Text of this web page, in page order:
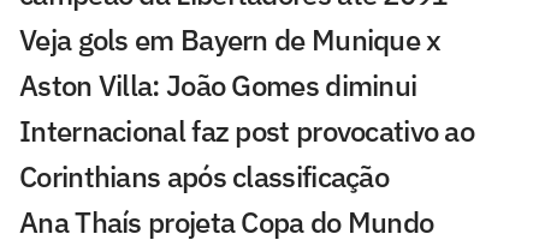
Veja gols em Bayern de Munique x
Aston Villa: João Gomes diminui
Internacional faz post provocativo ao
Corinthians após classificação
Ana Thaís projeta Copa do Mundo